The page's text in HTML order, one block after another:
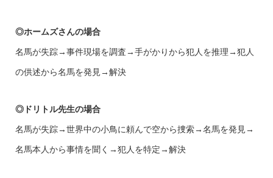
◎ホームズさんの場合
名馬が失踪→事件現場を調査→手がかりから犯人を推理→犯人
の供述から名馬を発見→解決
◎ドリトル先生の場合
名馬が失踪→世界中の小鳥に頼んで空から捜索→名馬を発見→
名馬本人から事情を聞く→犯人を特定→解決